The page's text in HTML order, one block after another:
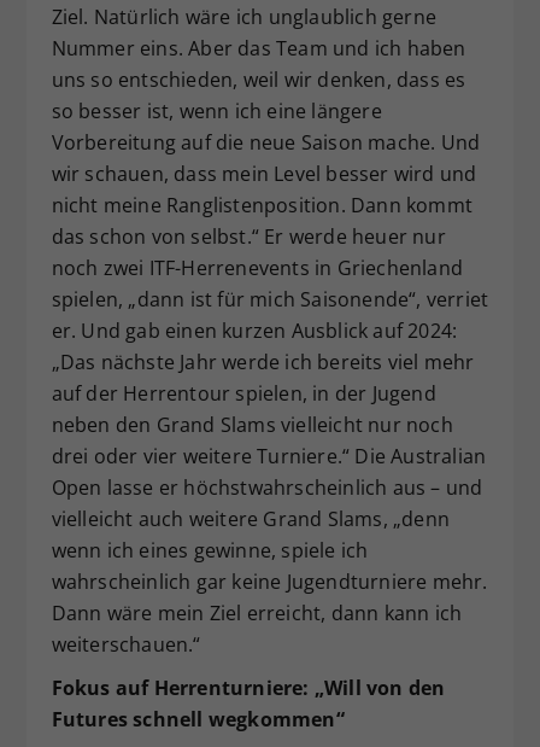
Ziel. Natürlich wäre ich unglaublich gerne
Nummer eins. Aber das Team und ich haben
uns so entschieden, weil wir denken, dass es
so besser ist, wenn ich eine längere
Vorbereitung auf die neue Saison mache. Und
wir schauen, dass mein Level besser wird und
nicht meine Ranglistenposition. Dann kommt
das schon von selbst.“ Er werde heuer nur
noch zwei ITF-Herrenevents in Griechenland
spielen, „dann ist für mich Saisonende“, verriet
er. Und gab einen kurzen Ausblick auf 2024:
„Das nächste Jahr werde ich bereits viel mehr
auf der Herrentour spielen, in der Jugend
neben den Grand Slams vielleicht nur noch
drei oder vier weitere Turniere.“ Die Australian
Open lasse er höchstwahrscheinlich aus – und
vielleicht auch weitere Grand Slams, „denn
wenn ich eines gewinne, spiele ich
wahrscheinlich gar keine Jugendturniere mehr.
Dann wäre mein Ziel erreicht, dann kann ich
weiterschauen.“
Fokus auf Herrenturniere: „Will von den
Futures schnell wegkommen“